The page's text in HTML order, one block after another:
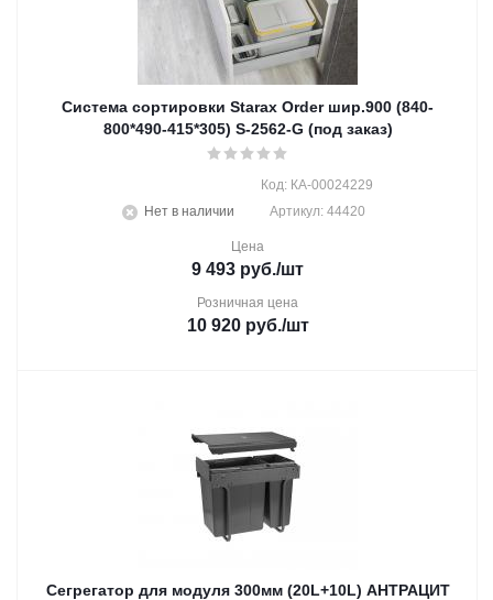
Система сортировки Starax Order шир.900 (840-
800*490-415*305) S-2562-G (под заказ)
Нет в наличии
Код: КА-00024229
Артикул: 44420
Цена
9 493 руб./шт
Розничная цена
10 920руб./шт
Сегрегатор для модуля 300мм (20L+10L) АНТРАЦИТ